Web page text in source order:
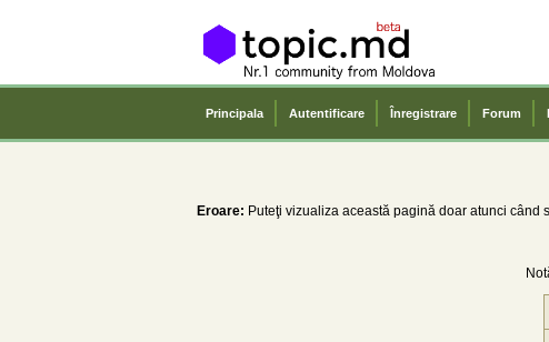
Principala Autentificare Înregistrare Forum
Eroare: Puteţi vizualiza această pagină doar atunci când